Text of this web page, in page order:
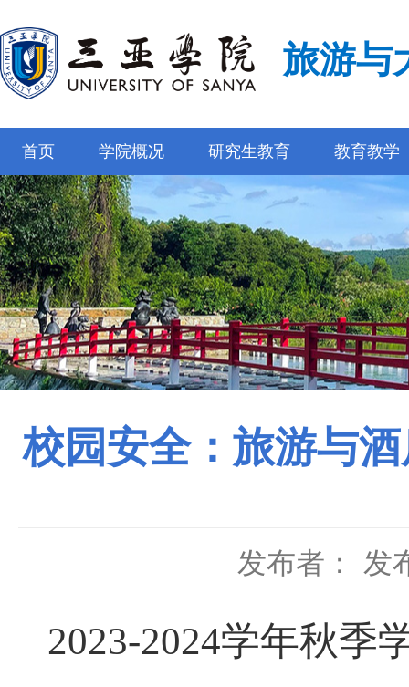
旅游与
首页 学院概况 研究生教育 教育教学
校园安全：旅游与
发布者： 发
2023-2024学年秋季